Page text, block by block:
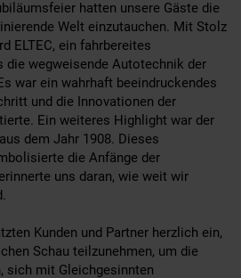
hatten unsere Gäste die
Welt einzutauchen. Mit Stolz
ELTEC, ein fahrbereites
die wegweisende Autotechnik der
war ein wahrhaft beeindruckendes
und die Innovationen der
Ein weiteres Highlight war der
dem Jahr 1908. Dieses
die Anfänge der
uns daran, wie weit wir
Kunden und Partner herzlich ein,
Schau teilzunehmen, um die
sich mit Gleichgesinnten